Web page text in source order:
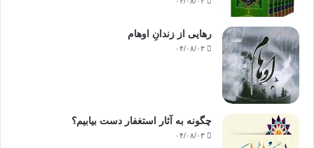
رهایی از زندانِ اوهام
۰۴/۰۸/۰۳
چگونه به آثار استغفار دست بیابیم؟
۰۴/۰۸/۰۳